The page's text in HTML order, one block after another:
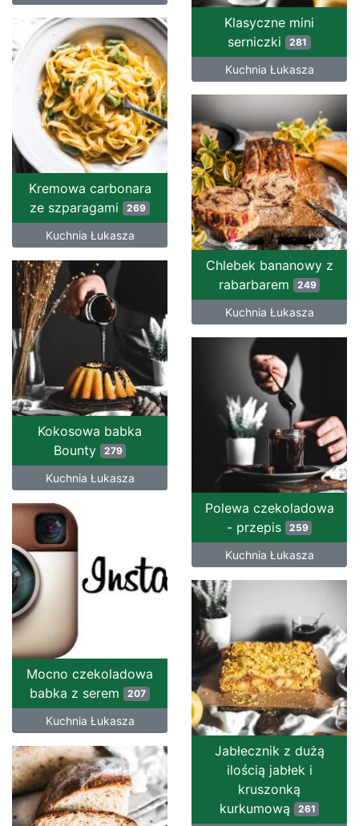
Klasyczne mini
serniczki 281
Kuchnia Łukasza
Kremowa carbonara
ze szparagami 269
Kuchnia Łukasza
Chlebek bananowy z
rabarbarem
249
Kuchnia Łukasza
Kokosowa babka
Bounty
279
Kuchnia Łukasza
Polewa czekoladowa
- przepis
259
Kuchnia Łukasza
Mocno czekoladowa
babka z serem 207
Kuchnia Łukasza
Jabłecznik z dużą
ilością jabłek i
kruszonką
kurkumową
261